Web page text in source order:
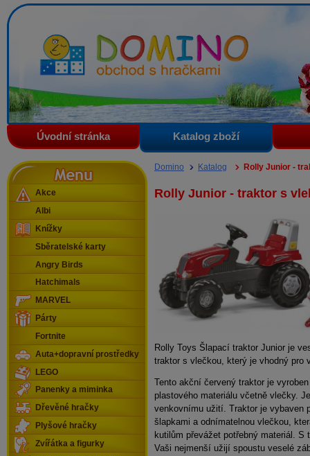
Domino - obchod s hračkami
Úvodní stránka Katalog zboží
Domino Katalog Rolly Junior -
Rolly Junior - traktor s
Rolly Toys Šlapací traktor Junior je
traktor s vlečkou, který je vhodný pro
Tento akční červený traktor je
plastového materiálu včetně vlečky.
venkovnímu užití. Traktor je vybaven
šlapkami a odnímatelnou vlečkou,
kutilům převážet potřebný materiál. S
Vaši nejmenší užijí spoustu veselé
Menu
Akce
Albi
Knížky
Sběratelské karty
Angry Birds
Hatchimals
MARVEL
Párty
Fortnite
Auta+dopravní prostředky
LEGO
Panenky a miminka
Dřevěné hračky
Plyšové hračky
Zvířátka a figurky